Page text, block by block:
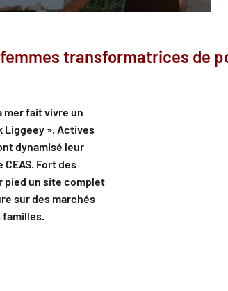
transformatrices de
mer fait vivre un
Liggeey ». Actives
dynamisé leur
Fort des
pied un site complet
sur des marchés
familles.